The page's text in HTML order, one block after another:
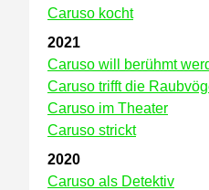
Caruso kocht
2021
Caruso will berühmt
Caruso trifft die
Caruso im Theater
Caruso strickt
2020
Caruso als Detektiv